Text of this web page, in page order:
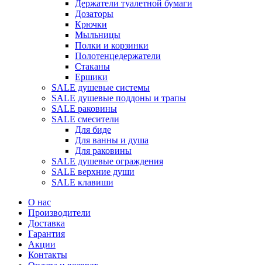
Держатели туалетной бумаги
Дозаторы
Крючки
Мыльницы
Полки и корзинки
Полотенцедержатели
Стаканы
Ершики
SALE душевые системы
SALE душевые поддоны и трапы
SALE раковины
SALE смесители
Для биде
Для ванны и душа
Для раковины
SALE душевые ограждения
SALE верхние души
SALE клавиши
О нас
Производители
Доставка
Гарантия
Акции
Контакты